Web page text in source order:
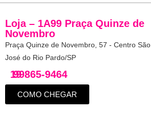
Loja – 1A99 Praça Quinze de
Novembro
Praça Quinze de Novembro, 57 - Centro São
José do Rio Pardo/SP
19
99865-9464
COMO CHEGAR